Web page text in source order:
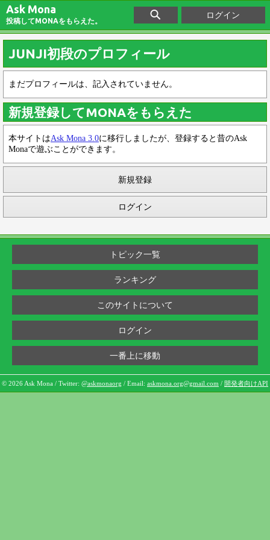
Ask Mona
投稿してMONAをもらえた。
ログイン
JUNJI初段のプロフィール
まだプロフィールは、記入されていません。
新規登録してMONAをもらえた
本サイトはAsk Mona 3.0に移行しましたが、登録すると昔のAsk
Monaで遊ぶことができます。
新規登録
ログイン
トピック一覧
ランキング
このサイトについて
ログイン
一番上に移動
© 2026 Ask Mona / Twitter: @askmonaorg / Email: askmona.org@gmail.com / 開発者向けAPI